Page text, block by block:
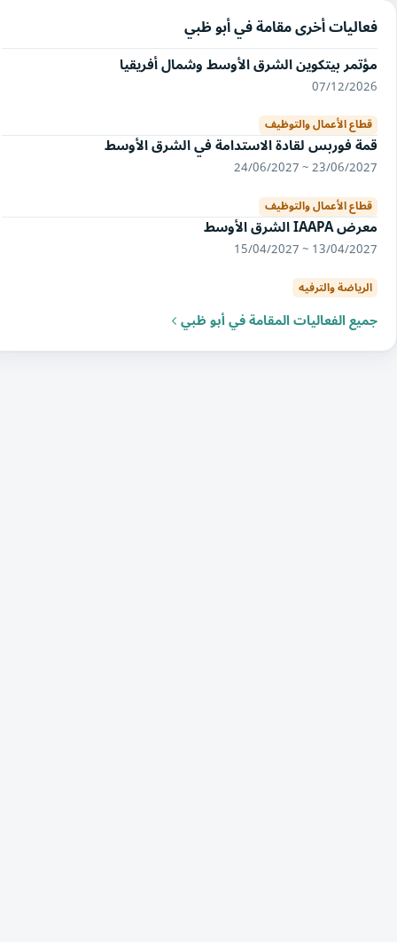
فعاليات أخرى مقامة في أبو ظبي
مؤتمر بيتكوين الشرق الأوسط وشمال أفريقيا
07/12/2026
قطاع الأعمال والتوظيف
قمة فوربس لقادة الاستدامة في الشرق الأوسط
23/06/2027 ~ 24/06/2027
قطاع الأعمال والتوظيف
معرض IAAPA الشرق الأوسط
13/04/2027 ~ 15/04/2027
الرياضة والترفيه
جميع الفعاليات المقامة في أبو ظبي